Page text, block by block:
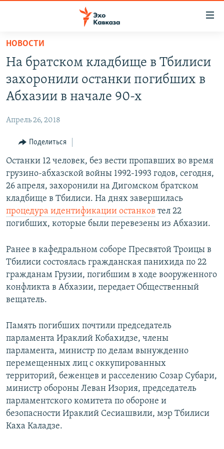
Вернуться
основному
содержанию
Вернутся
главной
навигации
Вернутся
поиску
НОВОСТИ
ТБИЛИСИ
СУХУМИ
ВЕСЬ КАВКАЗ
СЕВЕРНЫЙ КАВКАЗ
АРМЕНИЯ
ТЕМЫ
ПОЛИТИКА
ОБЩЕСТВО
КУЛЬТУРА
МИР
РУБРИКИ
ГОСТЬ НЕДЕЛИ
ПОЗИЦИЯ
ГОЛОСА
ЧИТАЕМ ПРЕССУ
МУЛЬТИМЕДИА
ВИДЕО
ФОТО
АУДИО
ПОДКАСТЫ
ПРИСОЕДИНЯЙТЕСЬ!
Все сайты РСЕ/РС
НОВОСТИ
На братском кладбище в Тбилиси
захоронили останки погибших в
Абхазии в начале 90-х
Апрель 26, 2018
Поделиться
Останки 12 человек, без вести пропавших во время
грузино-абхазской войны 1992-1993 годов, сегодня,
26 апреля, захоронили на Дигомском братском
кладбище в Тбилиси. На днях завершилась
процедура идентификации останков тел 22
погибших, которые были перевезены из Абхазии.
Ранее в кафедральном соборе Пресвятой Троицы в
Тбилиси состоялась гражданская панихида по 22
гражданам Грузии, погибшим в ходе вооруженного
конфликта в Абхазии, передает Общественный
вещатель.
Память погибших почтили председатель
парламента Ираклий Кобахидзе, члены
парламента, министр по делам вынужденно
перемещенных лиц с оккупированных
территорий, беженцев и расселению Созар Субари,
министр обороны Леван Изория, председатель
парламентского комитета по обороне и
безопасности Ираклий Сесиашвили, мэр Тбилиси
Каха Каладзе.